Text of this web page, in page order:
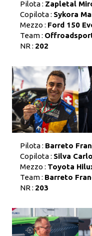
Pilota : Zapletal
Copilota : Sykora
Mezzo : Ford 150
Team :
NR : 202
Pilota : Barreto
Copilota : Silva
Mezzo : Toyota
Team : Barreto
NR : 203